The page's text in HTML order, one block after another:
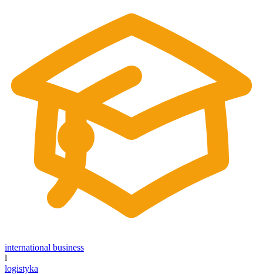
international business
l
logistyka